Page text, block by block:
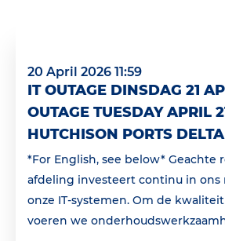
20 April 2026 11:59
IT OUTAGE DINSDAG 21
OUTAGE TUESDAY APRIL
HUTCHISON PORTS
*For English, see below* Geachte
afdeling investeert continu in ons
onze IT-systemen. Om de
voeren we